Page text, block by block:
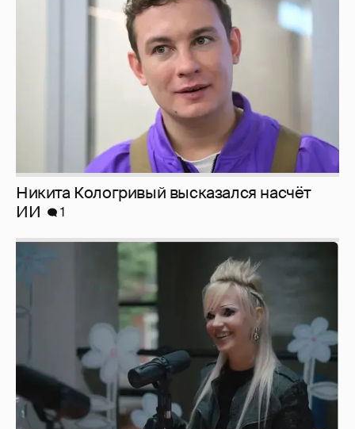
Никита Кологривый высказался насчёт
ИИ
1